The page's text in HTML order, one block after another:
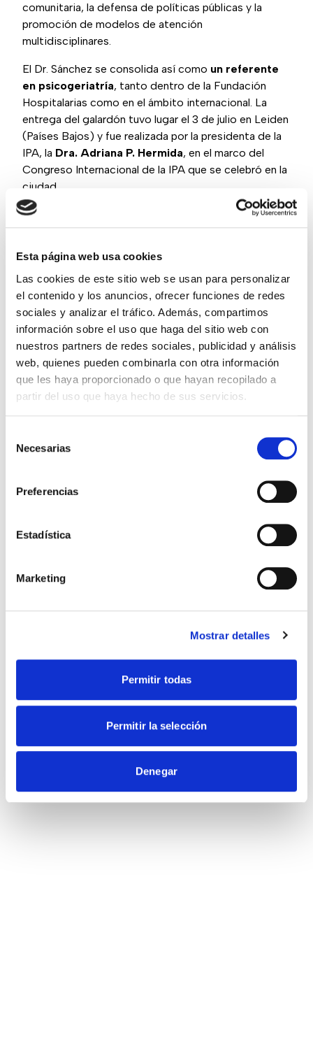
Esta página web usa cookies
Las cookies de este sitio web se usan para personalizar
el contenido y los anuncios, ofrecer funciones de redes
sociales y analizar el tráfico. Además, compartimos
información sobre el uso que haga del sitio web con
nuestros partners de redes sociales, publicidad y análisis
web, quienes pueden combinarla con otra información
que les haya proporcionado o que hayan recopilado a
partir del uso que haya hecho de sus servicios.
Necesarias
Preferencias
Estadística
Marketing
Mostrar detalles
Permitir todas
Permitir la selección
Denegar
comunitaria, la defensa de políticas públicas y la
promoción de modelos de atención
multidisciplinares.
El Dr. Sánchez se consolida así como un referente
en psicogeriatría, tanto dentro de la Fundación
Hospitalarias como en el ámbito internacional. La
entrega del galardón tuvo lugar el 3 de julio en Leiden
(Países Bajos) y fue realizada por la presidenta de la
IPA, la Dra. Adriana P. Hermida, en el marco del
Congreso Internacional de la IPA que se celebró en la
ciudad.
En la
tenemos un fuerte
compromiso colectivo con la atención a lasalud
reconocimiento refuerza esa apuesta compartida por
un modelo asistencial excelente y de calidad.
Nuestros valores
Actuamos éticamente en todos los
ámbitos, tanto en los medios como en los
fines